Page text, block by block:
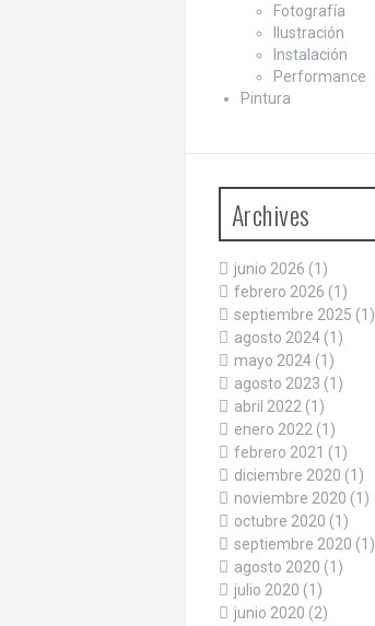
Fotografía
Ilustración
Instalación
Performance
Pintura
Archives
junio 2026 (1)
febrero 2026 (1)
septiembre 2025 (1)
agosto 2024(1)
mayo 2024(1)
agosto 2023 (1)
abril 2022(1)
enero 2022(1)
febrero 2021 (1)
diciembre 2020 (1)
noviembre 2020 (1)
octubre 2020 (1)
septiembre 2020 (1)
agosto 2020 (1)
julio 2020 (1)
junio 2020 (2)